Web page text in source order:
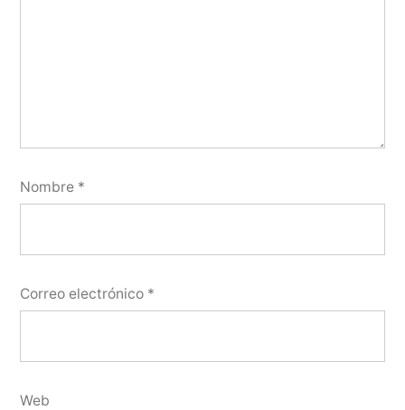
Nombre *
Correo electrónico *
Web